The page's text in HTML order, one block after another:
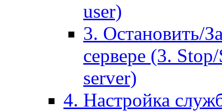
user)
3. Остановить/
сервере (3.
server)
4. Настройка